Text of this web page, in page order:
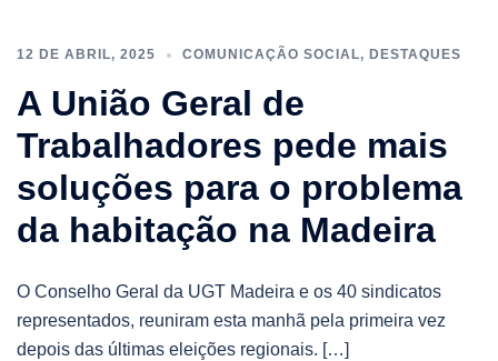
12 DE ABRIL, 2025 COMUNICAÇÃO SOCIAL, DESTAQUES
A União Geral de
Trabalhadores pede mais
soluções para o problema
da habitação na Madeira
O Conselho Geral da UGT Madeira e os 40 sindicatos
representados, reuniram esta manhã pela primeira vez
depois das últimas eleições regionais. […]